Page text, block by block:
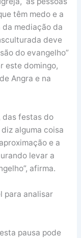
têm medo e a
da mediação da
deve
do evangelho”
este domingo,
Angra e na
das festas do
alguma coisa
e a
levar a
afirma.
para analisar
pausa pode